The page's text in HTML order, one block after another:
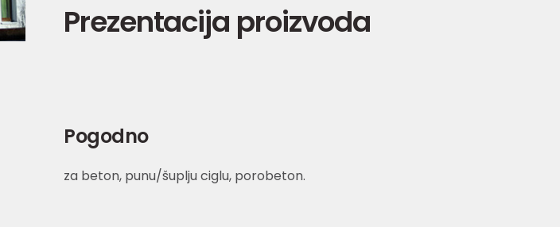
Prezentacija proizvoda
Pogodno
za beton, punu/šuplju ciglu, porobeton.